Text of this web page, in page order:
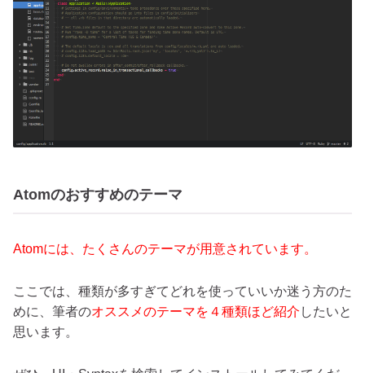
Atomのおすすめのテーマ
Atomには、たくさんのテーマが用意されています。
ここでは、種類が多すぎてどれを使っていいか迷う方のた
めに、筆者のオススメのテーマを４種類ほど紹介 したいと
思います。